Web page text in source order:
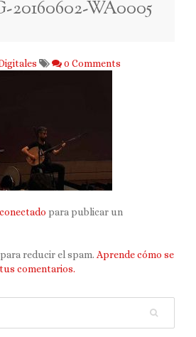
20160602-WA0005
0 Comments
conectado para publicar un
reducir el spam. Aprende cómo se
comentarios.